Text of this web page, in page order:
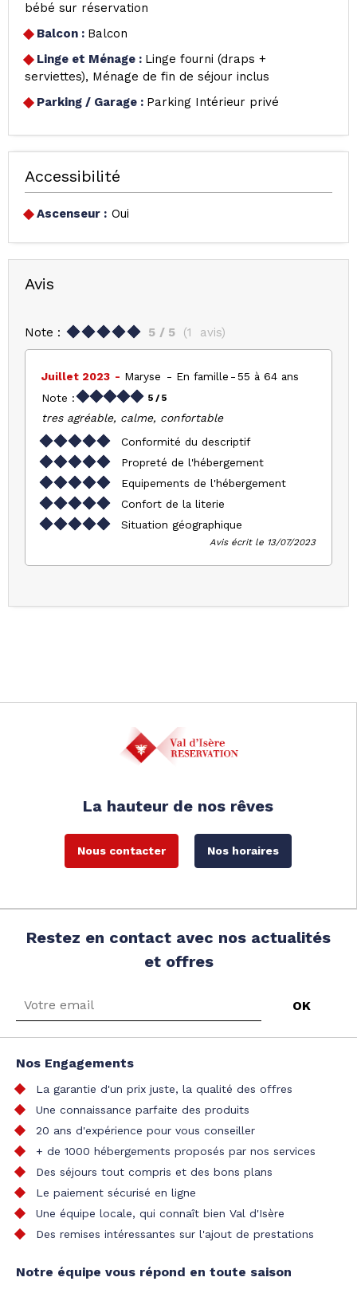
bébé sur réservation
Balcon : Balcon
Linge et Ménage : Linge fourni (draps +
serviettes)
Ménage de fin de séjour inclus
Parking / Garage : Parking Intérieur privé
Accessibilité
Ascenseur : Oui
Avis
Note : 5 / 5 (1 avis)
Juillet 2023 Maryse En famille
55 à 64 ans
Note :
5 / 5
tres agréable, calme, confortable
Conformité du descriptif
Propreté de l'hébergement
Equipements de l'hébergement
Confort de la literie
Situation géographique
Avis écrit le 13/07/2023
La hauteur de nos rêves
Nous contacter Nos horaires
Restez en contact avec nos actualités
et offres
Nos Engagements
La garantie d'un prix juste, la qualité des offres
Une connaissance parfaite des produits
20 ans d'expérience pour vous conseiller
+ de 1000 hébergements proposés par nos services
Des séjours tout compris et des bons plans
Le paiement sécurisé en ligne
Une équipe locale, qui connaît bien Val d'Isère
Des remises intéressantes sur l'ajout de prestations
Notre équipe vous répond en toute saison